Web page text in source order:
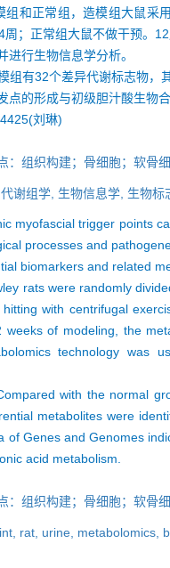
组和正常组，造模组大鼠采
；正常组大鼠不做干预。
行生物信息学分析。
组有32个差异代谢标志物，
点的形成与初级胆汁酸生物
刘琳)
：组织构建；骨细胞；软骨
代谢组学, 生物信息学, 生物标
myofascial trigger points
processes and
biomarkers and related
rats were randomly
with centrifugal
of modeling, the
technology
with the normal
metabolites were
of Genes and Genomes
acid metabolism.
：组织构建；骨细胞；软骨
rat, urine, metabolomics,